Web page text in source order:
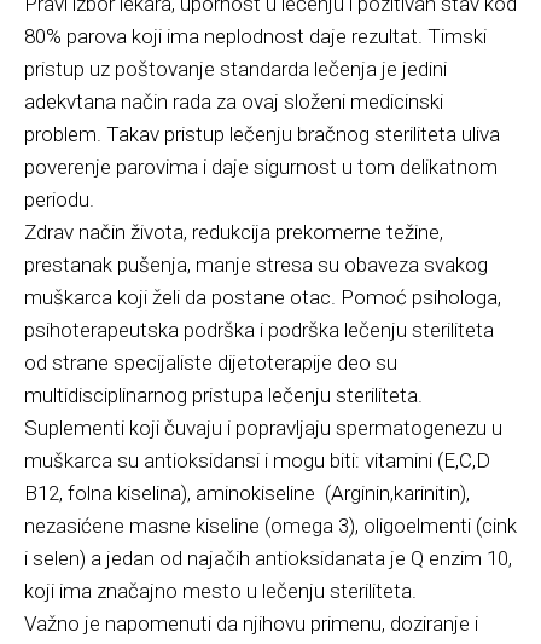
80% parova koji ima neplodnost daje rezultat. Timski
pristup uz poštovanje standarda lečenja je jedini
adekvtana način rada za ovaj složeni medicinski
problem. Takav pristup lečenju bračnog steriliteta uliva
poverenje parovima i daje sigurnost u tom delikatnom
periodu.
Zdrav način života, redukcija prekomerne težine,
prestanak pušenja, manje stresa su obaveza svakog
muškarca koji želi da postane otac. Pomoć psihologa,
psihoterapeutska podrška i podrška lečenju steriliteta
od strane specijaliste dijetoterapije deo su
multidisciplinarnog pristupa lečenju steriliteta.
Suplementi koji čuvaju i popravljaju spermatogenezu u
muškarca su antioksidansi i mogu biti: vitamini (E,C,D
B12, folna kiselina), aminokiseline (Arginin,karinitin),
nezasićene masne kiseline (omega 3), oligoelmenti (cink
i selen) a jedan od najačih antioksidanata je Q enzim 10,
koji ima značajno mesto u lečenju steriliteta.
Važno je napomenuti da njihovu primenu, doziranje i